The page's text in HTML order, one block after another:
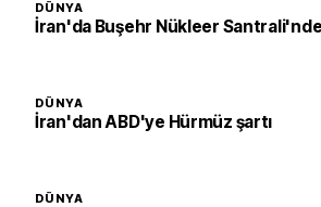
DÜNYA
İran'da Buşehr Nükleer Santrali'nde
DÜNYA
İran'dan ABD'ye Hürmüz şartı
DÜNYA